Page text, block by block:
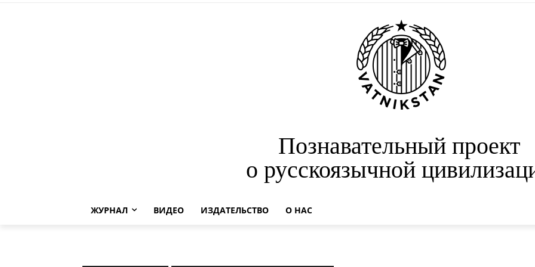
Познавательный проект
о русскоязычной
ЖУРНАЛ ВИДЕО ИЗДАТЕЛЬСТВО О НАС